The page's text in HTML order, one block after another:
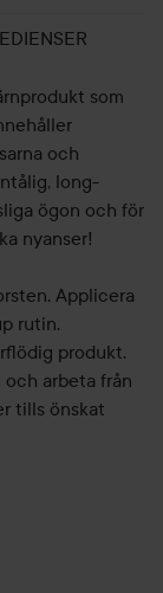
som
och
long-
ögon och för
nyanser!
Applicera
rutin.
produkt.
och arbeta från
tills önskat